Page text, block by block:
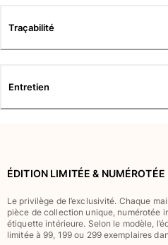
Kimonos
Maillots de bain
Short de bain
Traçabilité
Entretien
ÉDITION LIMITÉE & NUMÉROTÉE
Le privilège de l’exclusivité. Chaque
pièce de collection unique, numérotée
étiquette intérieure. Selon le modèle,
limitée à 99, 199 ou 299 exemplaires